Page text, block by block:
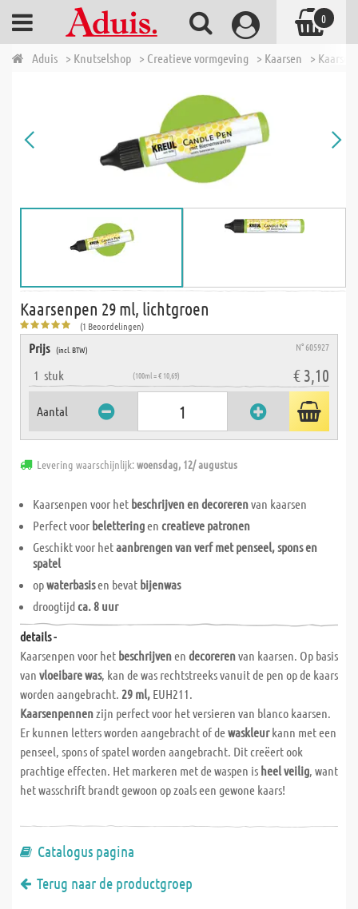
Aduis > Knutselshop > Creatieve vormgeving > Kaarsen >
Kaarsenpen 29 ml, lichtgroen
(1 Beoordelingen)
Prijs (incl. BTW) N° 605927
1 stuk (100ml = € 10,69) € 3,10
Aantal
Levering waarschijnlijk:woensdag, 12/ augustus
Kaarsenpen voor het beschrijven en decorerenvan kaarsen
Perfect voor beletteringen creatieve patronen
Geschikt voor hetaanbrengen van verf met penseel, spons en
spatel
opwaterbasisen bevat bijenwas
droogtijdca. 8 uur
details -
Kaarsenpen voor het beschrijvenen decorerenvan kaarsen. Op basis
van vloeibare was, kan de was rechtstreeks vanuit de pen op de kaars
worden aangebracht. 29 ml, EUH211.
Kaarsenpennenzijn perfect voor het versieren van blanco kaarsen.
Er kunnen letters worden aangebracht of dewaskleurkann met een
penseel, spons of spatel worden aangebracht. Dit creëert ook
prachtige effecten. Het markeren met de waspen is heel veilig, want
het wasschrift brandt gewoon op zoals een gewone kaars!
Catalogus pagina
Terug naar de productgroep
0